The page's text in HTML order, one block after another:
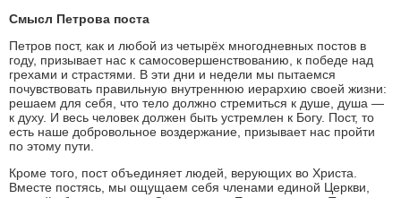
Смысл Петрова поста
Петров пост, как и любой из четырёх многодневных постов в
году, призывает нас к самосовершенствованию, к победе над
грехами и страстями. В эти дни и недели мы пытаемся
почувствовать правильную внутреннюю иерархию своей жизни:
решаем для себя, что тело должно стремиться к душе, душа —
к духу. И весь человек должен быть устремлен к Богу. Пост, то
есть наше добровольное воздержание, призывает нас пройти
по этому пути.
Кроме того, пост объединяет людей, верующих во Христа.
Вместе постясь, мы ощущаем себя членами единой Церкви,